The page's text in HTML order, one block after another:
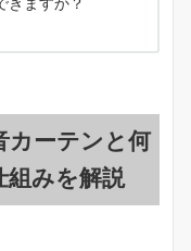
きますか？
カーテンと何
組みを解説